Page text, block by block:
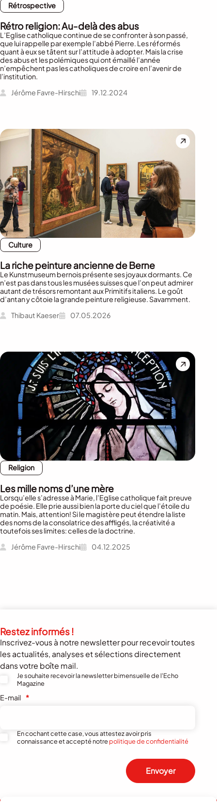
Rétrospective
Rétro religion: Au-delà des abus
L’Eglise catholique continue de se confronter à son passé,
que lui rappelle par exemple l’abbé Pierre. Les réformés
quant à eux se tâtent sur l’attitude à adopter. Mais la crise
des abus et les polémiques qui ont émaillé l’année
n’empêchent pas les catholiques de croire en l’avenir de
l’institution.
Jérôme Favre-Hirschi
19.12.2024
Culture
La riche peinture ancienne de Berne
Le Kunstmuseum bernois présente ses joyaux dormants. Ce
n’est pas dans tous les musées suisses que l’on peut admirer
autant de trésors remontant aux Primitifs italiens. Le goût
d’antan y côtoie la grande peinture religieuse. Savamment.
Thibaut Kaeser
07.05.2026
Religion
Les mille noms d’une mère
Lorsqu’elle s’adresse à Marie, l’Eglise catholique fait preuve
de poésie. Elle prie aussi bien la porte du ciel que l’étoile du
matin. Mais, attention! Si le magistère peut étendre la liste
des noms de la consolatrice des affligés, la créativité a
toutefois ses limites: celles de la doctrine.
Jérôme Favre-Hirschi
04.12.2025
Restez informés !
Inscrivez-vous à notre newsletter pour recevoir toutes
les actualités, analyses et sélections directement
dans votre boîte mail.
Je souhaite recevoir la newsletter bimensuelle de l'Echo
Magazine
E-mail *
En cochant cette case, vous attestez avoir pris
connaissance et accepté notrepolitique de confidentialité
Envoyer